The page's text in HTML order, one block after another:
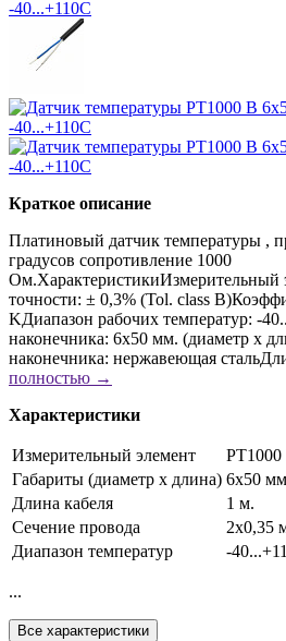
Краткое описание
Платиновый датчик температуры ,
градусов сопротивление 1000
Ом.ХарактеристикиИзмерительный
точности: ± 0,3% (Tol. class
KДиапазон рабочих температур: -
наконечника: 6x50 мм. (диаметр х
наконечника: нержавеющая
полностью →
Характеристики
Измерительный элемент
PT1000
Габариты (диаметр х длина) 6x50
Длина кабеля
1 м.
Сечение провода
2x0,35
Диапазон температур
-
...
Все характеристики